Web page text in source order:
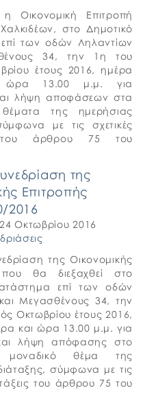
η Οικονομική Επιτροπή
στο Δημοτικό
των οδών Ληλαντίων
34, την 1η του
έτους 2016, ημέρα
ώρα 13.00 μ.μ. για
λήψη αποφάσεων στα
της ημερήσιας
με τις σχετικές
του άρθρου 75 του
της
Επιτροπής
2016
Οκτωβρίου 2016
της Οικονομικής
που θα διεξαχθεί στο
επί των οδών
Μεγασθένους 34, την
Οκτωβρίου έτους 2016,
και ώρα 13.00 μ.μ. για
λήψη απόφασης στο
μοναδικό θέμα της
σύμφωνα με τις
του άρθρου 75 του